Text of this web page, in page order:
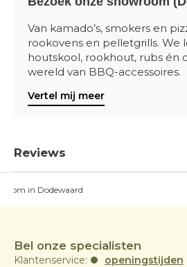
Van kamado’s, smokers en
rookovens en pelletgrills. We
houtskool, rookhout, rubs én
wereld van BBQ-accessoires.
Vertel mij meer
Reviews
in Dodewaard
Bel onze specialisten
Klantenservice:
openingstijden